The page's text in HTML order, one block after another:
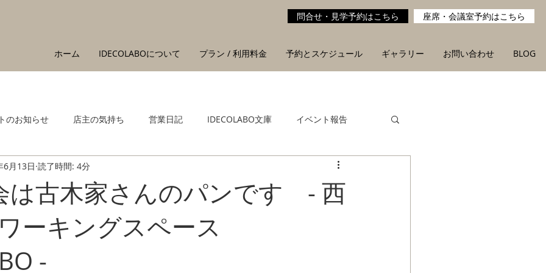
問合せ・見学予約はこちら 座席・会議室予約はこちら
ホーム IDECOLABOについて プラン / 利用料金 予約とスケジュール ギャラリー お問い合わせ BLOG
のお知らせ 店主の気持ち 営業日記 IDECOLABO文庫 イベント報告
は古木家さんのパンです - 西
ーキングスペース
-
6月13日 読了時間: 4分